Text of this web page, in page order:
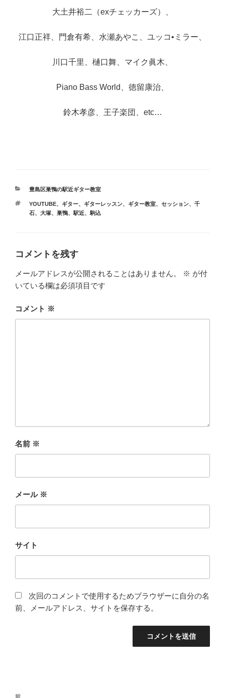
大土井裕二（exチェッカーズ）、
江口正祥、門倉有希、水瀬あやこ、ユッコ•ミラー、
川口千里、樋口舞、マイク眞木、
Piano Bass World、徳留康治、
鈴木孝彦、王子楽団、etc…
カ
ゴ
リ
豊島区巣鴨の駅近ギター教室
タ
グ
YOUTUBE、 ギター、 ギターレッスン、 ギター教室、 セッション、 千
石、 大塚、 巣鴨、 駅近、 駒込
コメントを残す
メールアドレスが公開されることはありません。 ※ が付
いている欄は必須項目です
コメント ※
名前 ※
メール ※
サイト
次回のコメントで使用するためブラウザーに自分の名
前、メールアドレス、サイトを保存する。
投
前